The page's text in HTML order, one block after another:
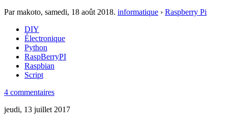
Par makoto, samedi, 18 août 2018. informatique › Raspberry Pi
DIY
Électronique
Python
RaspBerryPI
Raspbian
Script
4 commentaires
jeudi, 13 juillet 2017